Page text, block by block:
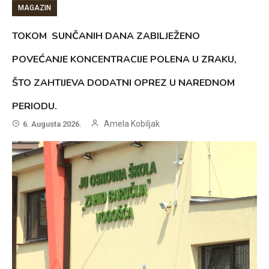
MAGAZIN
TOKOM SUNČANIH DANA ZABILJEŽENO
POVEĆANJE KONCENTRACIJE POLENA U ZRAKU,
ŠTO ZAHTIJEVA DODATNI OPREZ U NAREDNOM
PERIODU.
6. Augusta 2026. Amela Kobiljak